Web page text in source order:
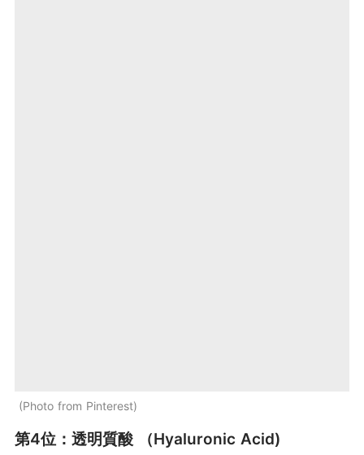
Photo from Pinterest
第4位：透明質酸 （Hyaluronic Acid)